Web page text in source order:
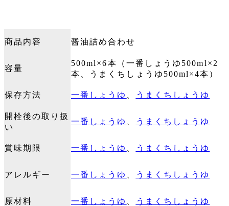
商品内容 醤油詰め合わせ
容量
500ml×6本（ 一番しょうゆ500ml×2
本、うまくちしょうゆ500ml×4本）
保存方法 一番しょうゆ うまくちしょうゆ
開栓後の取り扱
い
一番しょうゆ うまくちしょうゆ
賞味期限 一番しょうゆ うまくちしょうゆ
アレルギー 一番しょうゆ うまくちしょうゆ
原材料 一番しょうゆ うまくちしょうゆ